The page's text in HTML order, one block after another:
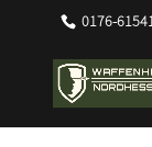
0176-